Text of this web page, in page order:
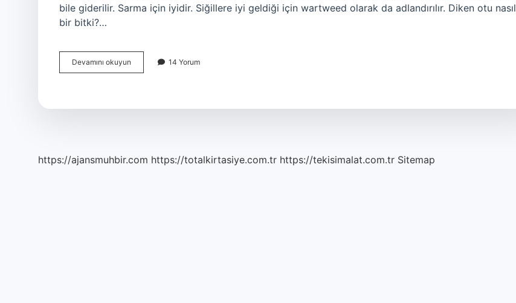
bile giderilir. Sarma için iyidir. Siğillere iyi geldiği için wartweed olarak da adlandırılır. Diken otu nasıl
bir bitki?…
Devamını okuyun
Otu
14 Yorum
https://ajansmuhbir.com https://totalkirtasiye.com.tr https://tekisimalat.com.tr Sitemap